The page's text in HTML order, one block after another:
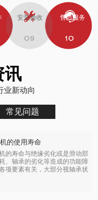
安装验收 售后服务
讯
业新动向
常见问题
的使用寿命
的寿命与绝缘劣化或是滑动部
、轴承的劣化等造成的功能障
项要素有关，大部分视轴承状